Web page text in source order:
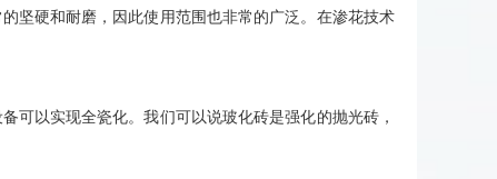
硬和耐磨，因此使用范围也非常的广泛。在渗花技术
以实现全瓷化。我们可以说玻化砖是强化的抛光砖，